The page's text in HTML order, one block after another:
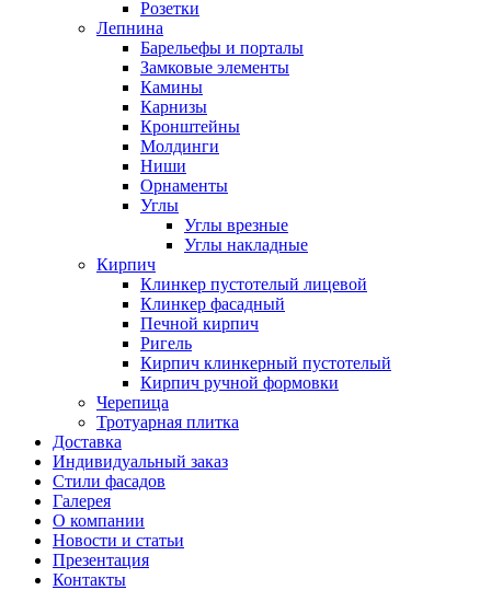
Розетки
Лепнина
Барельефы и порталы
Замковые элементы
Камины
Карнизы
Кронштейны
Молдинги
Ниши
Орнаменты
Углы
Углы врезные
Углы накладные
Кирпич
Клинкер пустотелый лицевой
Клинкер фасадный
Печной кирпич
Ригель
Кирпич клинкерный пустотелый
Кирпич ручной формовки
Черепица
Тротуарная плитка
Доставка
Индивидуальный заказ
Стили фасадов
Галерея
О компании
Новости и статьи
Презентация
Контакты